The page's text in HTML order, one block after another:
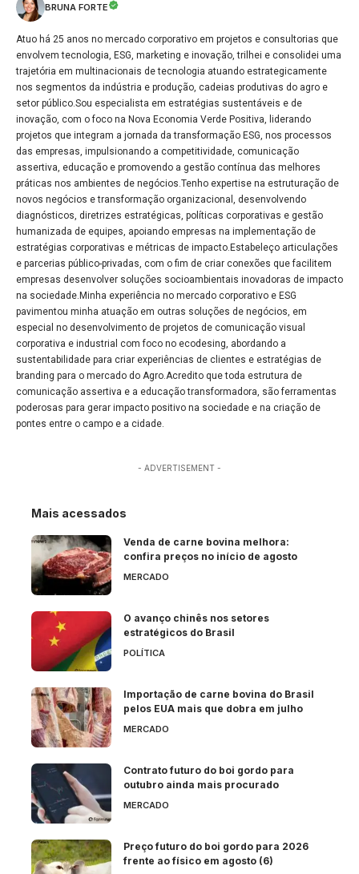
BRUNA FORTE
Atuo há 25 anos no mercado corporativo em projetos e consultorias que
envolvem tecnologia, ESG, marketing e inovação, trilhei e consolidei uma
trajetória em multinacionais de tecnologia atuando estrategicamente
nos segmentos da indústria e produção, cadeias produtivas do agro e
setor público.Sou especialista em estratégias sustentáveis e de
inovação, com o foco na Nova Economia Verde Positiva, liderando
projetos que integram a jornada da transformação ESG, nos processos
das empresas, impulsionando a competitividade, comunicação
assertiva, educação e promovendo a gestão contínua das melhores
práticas nos ambientes de negócios.Tenho expertise na estruturação de
novos negócios e transformação organizacional, desenvolvendo
diagnósticos, diretrizes estratégicas, políticas corporativas e gestão
humanizada de equipes, apoiando empresas na implementação de
estratégias corporativas e métricas de impacto.Estabeleço articulações
e parcerias público-privadas, com o fim de criar conexões que facilitem
empresas desenvolver soluções socioambientais inovadoras de impacto
na sociedade.Minha experiência no mercado corporativo e ESG
pavimentou minha atuação em outras soluções de negócios, em
especial no desenvolvimento de projetos de comunicação visual
corporativa e industrial com foco no ecodesing, abordando a
sustentabilidade para criar experiências de clientes e estratégias de
branding para o mercado do Agro.Acredito que toda estrutura de
comunicação assertiva e a educação transformadora, são ferramentas
poderosas para gerar impacto positivo na sociedade e na criação de
pontes entre o campo e a cidade.
- ADVERTISEMENT -
Mais acessados
Venda de carne bovina melhora:
confira preços no início de agosto
MERCADO
O avanço chinês nos setores
estratégicos do Brasil
POLÍTICA
Importação de carne bovina do Brasil
pelos EUA mais que dobra em julho
MERCADO
Contrato futuro do boi gordo para
outubro ainda mais procurado
MERCADO
Preço futuro do boi gordo para 2026
frente ao físico em agosto (6)